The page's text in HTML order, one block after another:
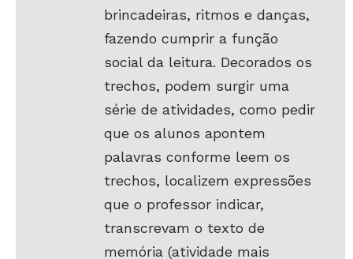
brincadeiras, ritmos e danças,
fazendo cumprir a função
social da leitura. Decorados os
trechos, podem surgir uma
série de atividades, como pedir
que os alunos apontem
palavras conforme leem os
trechos, localizem expressões
que o professor indicar,
transcrevam o texto de
memória (atividade mais